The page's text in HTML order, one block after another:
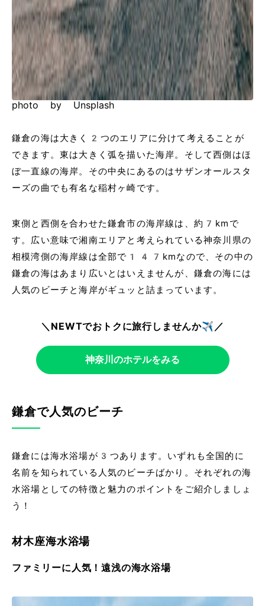
photo by Unsplash
鎌倉の海は大きく2つのエリアに分けて考えることが
できます。東は大きく弧を描いた海岸。そして西側はほ
ぼ一直線の海岸。その中央にあるのはサザンオールスタ
ーズの曲でも有名な稲村ヶ崎です。
東側と西側を合わせた鎌倉市の海岸線は、約7kmで
す。広い意味で湘南エリアと考えられている神奈川県の
相模湾側の海岸線は全部で147kmなので、その中の
鎌倉の海はあまり広いとはいえませんが、鎌倉の海には
人気のビーチと海岸がギュッと詰まっています。
＼NEWTでおトクに旅行しませんか✈️／
神奈川のホテルをみる
鎌倉で人気のビーチ
鎌倉には海水浴場が3つあります。いずれも全国的に
名前を知られている人気のビーチばかり。それぞれの海
水浴場としての特徴と魅力のポイントをご紹介しましょ
う！
材木座海水浴場
ファミリーに人気！遠浅の海水浴場